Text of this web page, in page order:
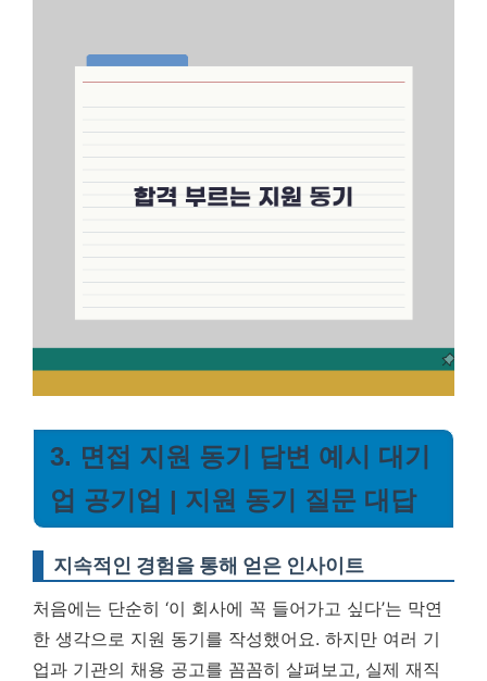
3. 면접 지원 동기 답변 예시 대기
업 공기업 | 지원 동기 질문 대답
지속적인 경험을 통해 얻은 인사이트
처음에는 단순히 ‘이 회사에 꼭 들어가고 싶다’는 막연
한 생각으로 지원 동기를 작성했어요. 하지만 여러 기
업과 기관의 채용 공고를 꼼꼼히 살펴보고, 실제 재직